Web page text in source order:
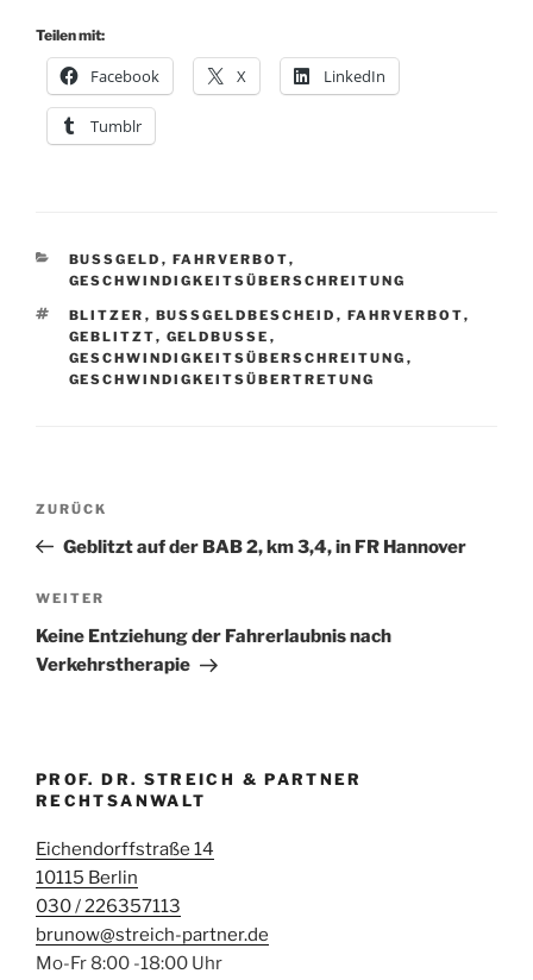
Teilen mit:
Facebook X LinkedIn
Tumblr
KATEGORIEN
BUSSGELD , FAHRVERBOT,
GESCHWINDIGKEITSÜBERSCHREITUNG
SCHLAGWÖRTER
BLITZER , BUSSGELDBESCHEID , FAHRVERBOT,
GEBLITZT, GELDBUSSE
,
GESCHWINDIGKEITSÜBERSCHREITUNG ,
GESCHWINDIGKEITSÜBERTRETUNG
Beitragsnavigation
Vorheriger
Beitrag
ZURÜCK
Geblitzt auf der BAB 2, km 3,4, in FR Hannover
Nächster
Beitrag
WEITER
Keine Entziehung der Fahrerlaubnis nach
Verkehrstherapie
PROF. DR. STREICH & PARTNER
RECHTSANWALT
Eichendorffstraße 14
10115 Berlin
030 / 226357113
brunow@streich-partner.de
Mo-Fr 8:00 -18:00 Uhr